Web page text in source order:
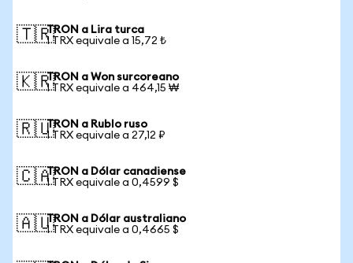
🇹🇷TRON a Lira turca
1 TRX equivale a 15,72 ₺
🇰🇷TRON a Won surcoreano
1 TRX equivale a 464,15 ₩
🇷🇺TRON a Rublo ruso
1 TRX equivale a 27,12 ₽
🇨🇦TRON a Dólar canadiense
1 TRX equivale a 0,4599 $
🇦🇺TRON a Dólar australiano
1 TRX equivale a 0,4665 $